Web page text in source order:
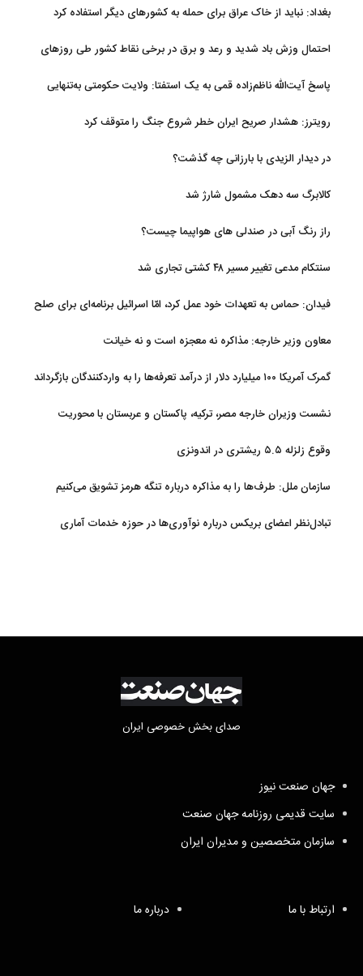
بغداد: نباید از خاک عراق برای حمله به کشورهای دیگر استفاده کرد
احتمال وزش باد شدید و رعد و برق در برخی نقاط کشور طی روزهای
پاسخ آیت‌الله ناظم‌زاده قمی به یک استفتا: ولایت حکومتی به‌تنهایی
رویترز: هشدار صریح ایران خطر شروع جنگ را متوقف کرد
در دیدار الزیدی با بارزانی چه گذشت؟
کالابرگ سه دهک مشمول شارژ شد
راز رنگ آبی در صندلی های هواپیما چیست؟
سنتکام مدعی تغییر مسیر ۴۸ کشتی تجاری شد
فیدان: حماس به تعهدات خود عمل کرد، امّا اسرائیل برنامه‌ای برای صلح
معاون وزیر خارجه: مذاکره نه معجزه است و نه خیانت
گمرک آمریکا ۱۰۰ میلیارد دلار از درآمد تعرفه‌ها را به واردکنندگان بازگرداند
نشست وزیران خارجه مصر، ترکیه، پاکستان و عربستان با محوریت
وقوع زلزله ۵.۵ ریشتری در اندونزی
سازمان ملل: طرف‌ها را به مذاکره درباره تنگه هرمز تشویق می‌کنیم
تبادل‌نظر اعضای بریکس درباره نوآوری‌ها در حوزه خدمات آماری
صدای بخش خصوصی ایران
جهان صنعت نیوز
سایت قدیمی روزنامه جهان صنعت
سازمان متخصصین و مدیران ایران
ارتباط با ما درباره ما